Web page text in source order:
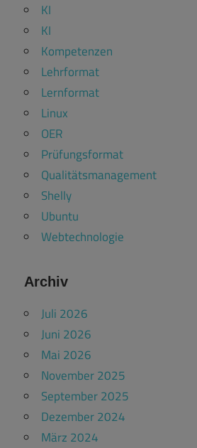
KI
KI
Kompetenzen
Lehrformat
Lernformat
Linux
OER
Prüfungsformat
Qualitätsmanagement
Shelly
Ubuntu
Webtechnologie
Archiv
Juli 2026
Juni 2026
Mai 2026
November 2025
September 2025
Dezember 2024
März 2024